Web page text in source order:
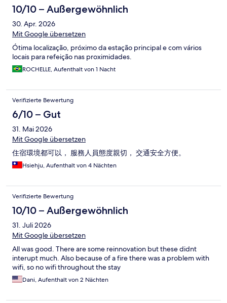
10/10 – Außergewöhnlich
30. Apr. 2026
Mit Google übersetzen
Ótima localização, próximo da estação principal e com vários
locais para refeição nas proximidades.
ROCHELLE, Aufenthalt von 1 Nacht
Verifizierte Bewertung
6/10 – Gut
31. Mai 2026
Mit Google übersetzen
住宿環境都可以， 服務人員態度親切， 交通安全方便。
Hsiehju, Aufenthalt von 4 Nächten
Verifizierte Bewertung
10/10 – Außergewöhnlich
31. Juli 2026
Mit Google übersetzen
All was good. There are some reinnovation but these didnt
interupt much. Also because of a fire there was a problem with
wifi, so no wifi throughout the stay
Dani, Aufenthalt von 2 Nächten